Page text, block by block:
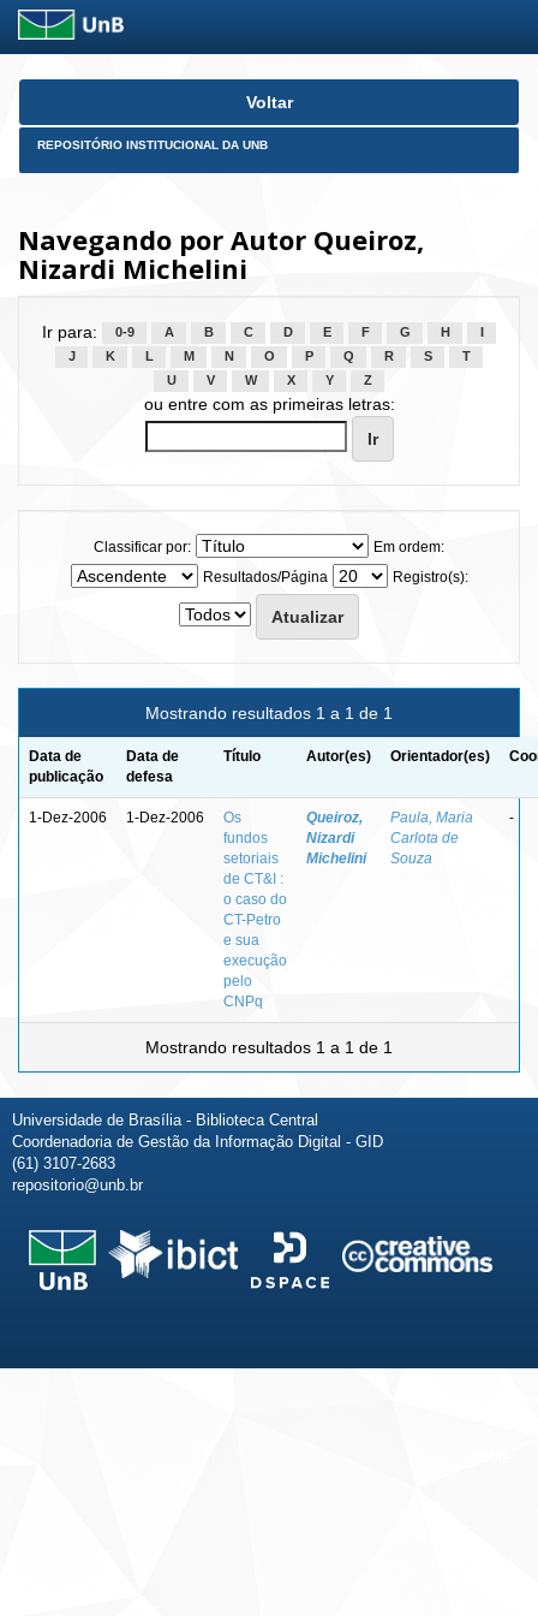
Skip
Voltar
REPOSITÓRIO INSTITUCIONAL DA UNB
Navegando por Autor Queiroz,
Nizardi Michelini
Ir para: 0-9 A B C D E F G H
J
K L M N O P Q R S
T
U
V W X Y Z
ou entre com as primeiras letras:
Classificar por:
Em ordem:
Resultados/Página
Registro(s):
Mostrando resultados 1 a 1 de 1
Data de
publicação
Data de
defesa
Título Autor(es) Orientador(es)
1-Dez-2006 1-Dez-2006
Os
fundos
setoriais
de CT&I :
o caso do
CT-Petro
e sua
execução
pelo
CNPq
Queiroz,
Nizardi
Michelini
Paula, Maria
Carlota de
Souza
-
Mostrando resultados 1 a 1 de 1
Universidade de Brasília - Biblioteca Central
Coordenadoria de Gestão da Informação Digital - GID
(61) 3107-2683
repositorio@unb.br